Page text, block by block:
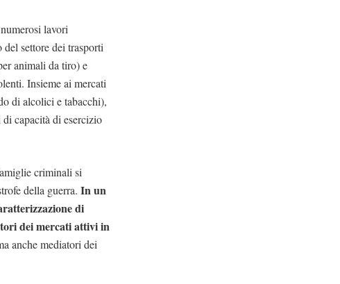
lavori
del settore dei trasporti
animali da tiro) e
Insieme ai mercati
di alcolici e tabacchi),
capacità di esercizio
criminali si
della guerra.In un
di
dei mercati attivi in
anche mediatori dei